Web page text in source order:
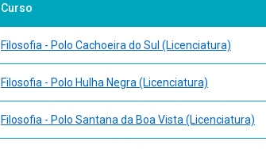
Curso
Filosofia - Polo Cachoeira do Sul (Licenciatura)
Filosofia - Polo Hulha Negra (Licenciatura)
Filosofia - Polo Santana da Boa Vista (Licenciatura)